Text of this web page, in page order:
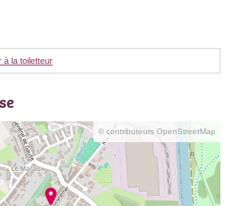
à la toiletteur
© contributeurs OpenStreetMap